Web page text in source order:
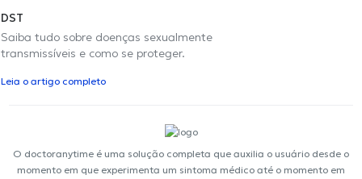
DST
Saiba tudo sobre doenças sexualmente
transmissíveis e como se proteger.
Leia o artigo completo
O doctoranytime é uma solução completa que auxilia o usuário desde o
momento em que experimenta um sintoma médico até o momento em